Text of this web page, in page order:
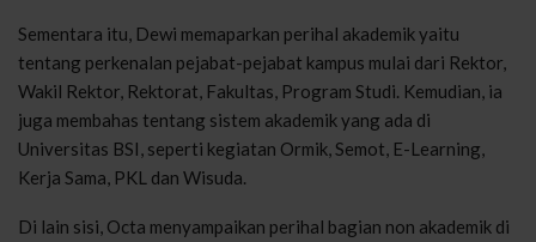
Sementara itu, Dewi memaparkan perihal akademik yaitu
tentang perkenalan pejabat-pejabat kampus mulai dari Rektor,
Wakil Rektor, Rektorat, Fakultas, Program Studi. Kemudian, ia
juga membahas tentang sistem akademik yang ada di
Universitas BSI, seperti kegiatan Ormik, Semot, E-Learning,
Kerja Sama, PKL dan Wisuda.
Di lain sisi, Octa menyampaikan perihal bagian non akademik di